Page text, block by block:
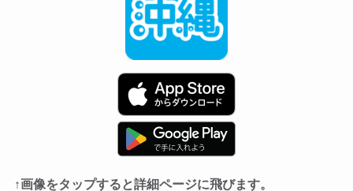
↑画像をタップすると詳細ページに飛びます。